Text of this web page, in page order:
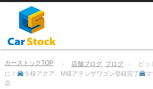
カーストックTOP 店舗ブログ, ブログ
ピッ
に！
Ｓ様アクア、M様アテンザワゴン登録完了
店